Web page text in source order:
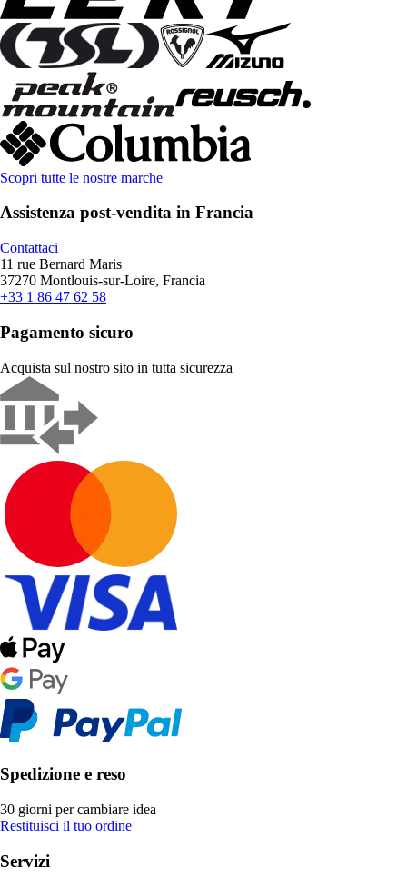
Scopri tutte le nostre marche
Assistenza post-vendita in Francia
Contattaci
11 rue Bernard Maris
37270 Montlouis-sur-Loire, Francia
+33 1 86 47 62 58
Pagamento sicuro
Acquista sul nostro sito in tutta sicurezza
Spedizione e reso
30 giorni per cambiare idea
Restituisci il tuo ordine
Servizi